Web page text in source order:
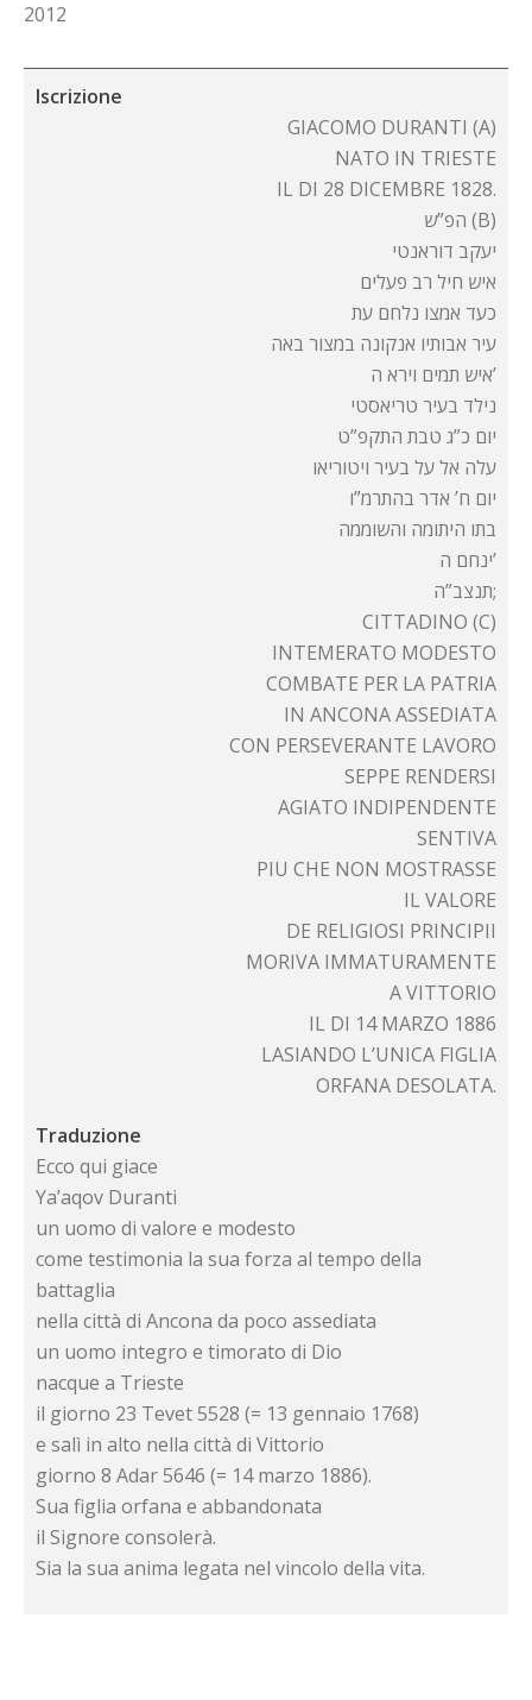
2012
Iscrizione
GIACOMO DURANTI (A)
NATO IN TRIESTE
IL DI 28 DICEMBRE 1828.
הפ”ש (B)
יעקב דוראנטי
איש חיל רב פעלים
כעד אמצו נלחם עת
עיר אבותיו אנקונה במצור באה
איש תמים וירא ה’
נילד בעיר טריאסטי
יום כ”ג טבת התקפ”ט
עלה אל על בעיר ויטוריאו
יום ח’ אדר בהתרמ”ו
בתו היתומה והשוממה
ינחם ה’
תנצב”ה;
CITTADINO (C)
INTEMERATO MODESTO
COMBATE PER LA PATRIA
IN ANCONA ASSEDIATA
CON PERSEVERANTE LAVORO
SEPPE RENDERSI
AGIATO INDIPENDENTE
SENTIVA
PIU CHE NON MOSTRASSE
IL VALORE
DE RELIGIOSI PRINCIPII
MORIVA IMMATURAMENTE
A VITTORIO
IL DI 14 MARZO 1886
LASIANDO L’UNICA FIGLIA
ORFANA DESOLATA.
Traduzione
Ecco qui giace
Ya’aqov Duranti
un uomo di valore e modesto
come testimonia la sua forza al tempo della
battaglia
nella città di Ancona da poco assediata
un uomo integro e timorato di Dio
nacque a Trieste
il giorno 23 Tevet 5528 (= 13 gennaio 1768)
e salì in alto nella città di Vittorio
giorno 8 Adar 5646 (= 14 marzo 1886).
Sua figlia orfana e abbandonata
il Signore consolerà.
Sia la sua anima legata nel vincolo della vita.